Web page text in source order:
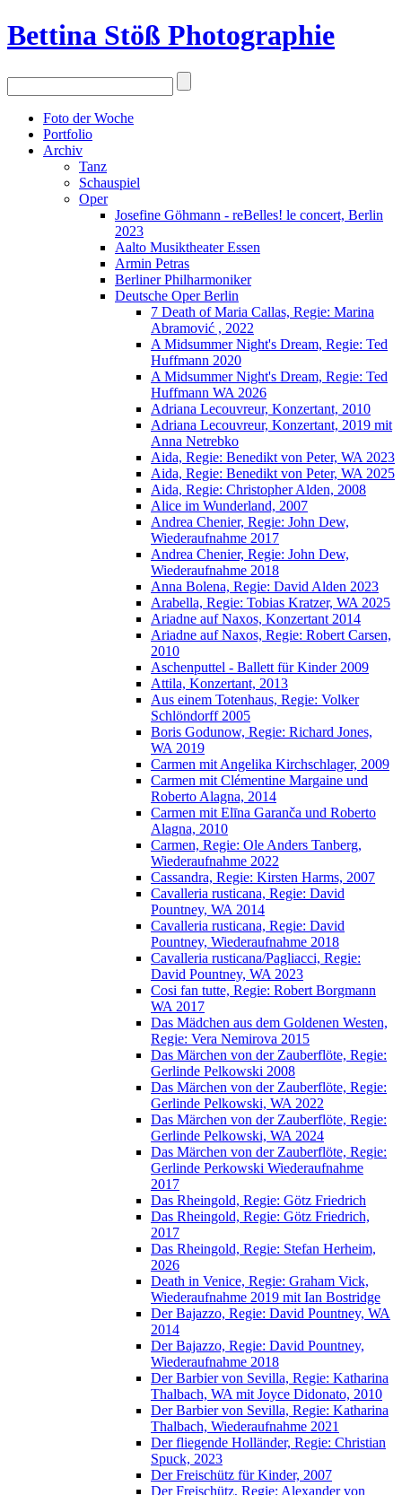
Bettina Stöß Photographie
Foto der Woche
Portfolio
Archiv
Tanz
Schauspiel
Oper
Josefine Göhmann - reBelles! le concert, Berlin
2023
Aalto Musiktheater Essen
Armin Petras
Berliner Philharmoniker
Deutsche Oper Berlin
7 Death of Maria Callas, Regie: Marina
Abramović , 2022
A Midsummer Night's Dream, Regie: Ted
Huffmann 2020
A Midsummer Night's Dream, Regie: Ted
Huffmann WA 2026
Adriana Lecouvreur, Konzertant, 2010
Adriana Lecouvreur, Konzertant, 2019 mit
Anna Netrebko
Aida, Regie: Benedikt von Peter, WA 2023
Aida, Regie: Benedikt von Peter, WA 2025
Aida, Regie: Christopher Alden, 2008
Alice im Wunderland, 2007
Andrea Chenier, Regie: John Dew,
Wiederaufnahme 2017
Andrea Chenier, Regie: John Dew,
Wiederaufnahme 2018
Anna Bolena, Regie: David Alden 2023
Arabella, Regie: Tobias Kratzer, WA 2025
Ariadne auf Naxos, Konzertant 2014
Ariadne auf Naxos, Regie: Robert Carsen,
2010
Aschenputtel - Ballett für Kinder 2009
Attila, Konzertant, 2013
Aus einem Totenhaus, Regie: Volker
Schlöndorff 2005
Boris Godunow, Regie: Richard Jones,
WA 2019
Carmen mit Angelika Kirchschlager, 2009
Carmen mit Clémentine Margaine und
Roberto Alagna, 2014
Carmen mit Elīna Garanča und Roberto
Alagna, 2010
Carmen, Regie: Ole Anders Tanberg,
Wiederaufnahme 2022
Cassandra, Regie: Kirsten Harms, 2007
Cavalleria rusticana, Regie: David
Pountney, WA 2014
Cavalleria rusticana, Regie: David
Pountney, Wiederaufnahme 2018
Cavalleria rusticana/Pagliacci, Regie:
David Pountney, WA 2023
Cosi fan tutte, Regie: Robert Borgmann
WA 2017
Das Mädchen aus dem Goldenen Westen,
Regie: Vera Nemirova 2015
Das Märchen von der Zauberflöte, Regie:
Gerlinde Pelkowski 2008
Das Märchen von der Zauberflöte, Regie:
Gerlinde Pelkowski, WA 2022
Das Märchen von der Zauberflöte, Regie:
Gerlinde Pelkowski, WA 2024
Das Märchen von der Zauberflöte, Regie:
Gerlinde Perkowski Wiederaufnahme
2017
Das Rheingold, Regie: Götz Friedrich
Das Rheingold, Regie: Götz Friedrich,
2017
Das Rheingold, Regie: Stefan Herheim,
2026
Death in Venice, Regie: Graham Vick,
Wiederaufnahme 2019 mit Ian Bostridge
Der Bajazzo, Regie: David Pountney, WA
2014
Der Bajazzo, Regie: David Pountney,
Wiederaufnahme 2018
Der Barbier von Sevilla, Regie: Katharina
Thalbach, WA mit Joyce Didonato, 2010
Der Barbier von Sevilla, Regie: Katharina
Thalbach, Wiederaufnahme 2021
Der fliegende Holländer, Regie: Christian
Spuck, 2023
Der Freischütz für Kinder, 2007
Der Freischütz, Regie: Alexander von